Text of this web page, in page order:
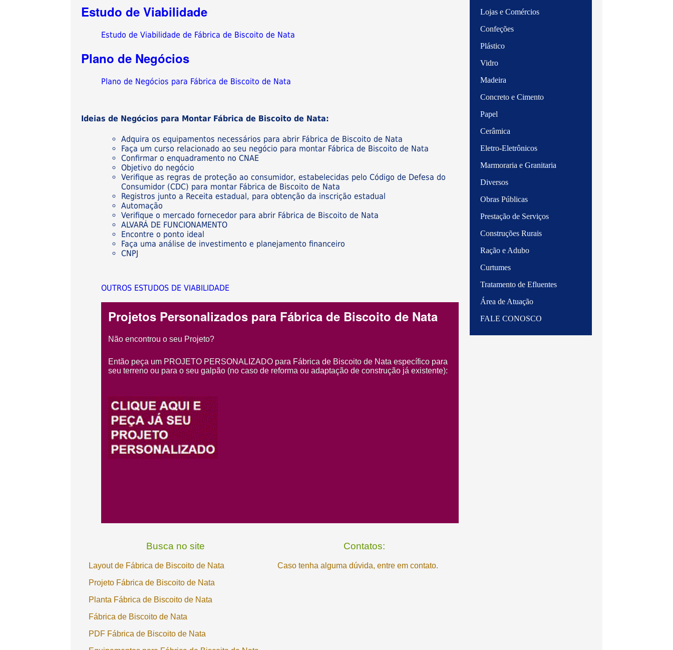
Estudo de Viabilidade
Estudo de Viabilidade de Fábrica de Biscoito de Nata
Plano de Negócios
Plano de Negócios para Fábrica de Biscoito de Nata
Ideias de Negócios para Montar Fábrica de Biscoito de Nata:
Adquira os equipamentos necessários para abrir Fábrica de Biscoito de Nata
Faça um curso relacionado ao seu negócio para montar Fábrica de Biscoito de Nata
Confirmar o enquadramento no CNAE
Objetivo do negócio
Verifique as regras de proteção ao consumidor, estabelecidas pelo Código de Defesa do
Consumidor (CDC) para montar Fábrica de Biscoito de Nata
Registros junto a Receita estadual, para obtenção da inscrição estadual
Automação
Verifique o mercado fornecedor para abrir Fábrica de Biscoito de Nata
ALVARÁ DE FUNCIONAMENTO
Encontre o ponto ideal
Faça uma análise de investimento e planejamento financeiro
CNPJ
OUTROS ESTUDOS DE VIABILIDADE
Projetos Personalizados para Fábrica de Biscoito de Nata
Não encontrou o seu Projeto?
Então peça um PROJETO PERSONALIZADO para Fábrica de Biscoito de Nata específico para
seu terreno ou para o seu galpão (no caso de reforma ou adaptação de construção já existente):
Lojas e Comércios
Confeções
Plástico
Vidro
Madeira
Concreto e Cimento
Papel
Cerâmica
Eletro-Eletrônicos
Marmoraria e Granitaria
Diversos
Obras Públicas
Prestação de Serviços
Construções Rurais
Ração e Adubo
Curtumes
Tratamento de Efluentes
Área de Atuação
FALE CONOSCO
Busca no site
Layout de Fábrica de Biscoito de Nata
Projeto Fábrica de Biscoito de Nata
Planta Fábrica de Biscoito de Nata
Fábrica de Biscoito de Nata
PDF Fábrica de Biscoito de Nata
Contatos:
Caso tenha alguma dúvida, entre em contato.